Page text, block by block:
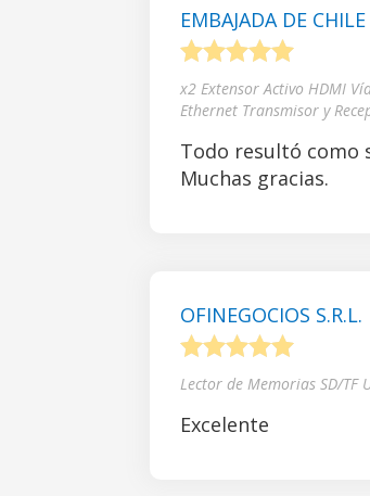
EMBAJADA DE CHILE
x2 Extensor Activo HDMI
Ethernet Transmisor y
Todo resultó como
Muchas gracias.
OFINEGOCIOS S.R.L.
Lector de Memorias SD/TF
Excelente